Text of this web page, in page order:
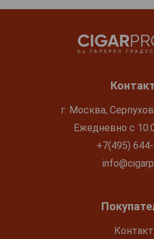
г. Москва,
Ежедневно с
+7(495)